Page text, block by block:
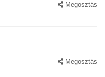
Megosztás
Megosztás